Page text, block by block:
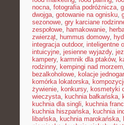
nocna, fotografia podróżnicza,
dwojga, gotowanie na ognisku,
sezonowe, gry karciane
zespołowe, hamakowanie,
zwierząt, hummus domowy,
integracja outdoor, inteligentne
intuicyjne, jesienne wyjazdy,
kampery, karmnik dla ptaków,
rodzinny, kempingi nad morzem,
bezalkoholowe, kolacje
komórka lokatorska,
żywienie, konkursy, kosmetyki
wieczysta, kuchnia bałkańska,
kuchnia dla singli, kuchnia
kuchnia hiszpańska, kuchnia
libańska, kuchnia marokańska,